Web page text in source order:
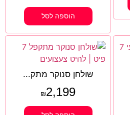
הוספה לסל
שולחן סנוקר מתק...
₪2,199